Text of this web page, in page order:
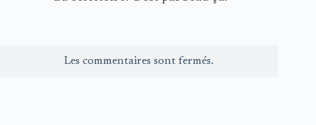
Les commentaires sont fermés.